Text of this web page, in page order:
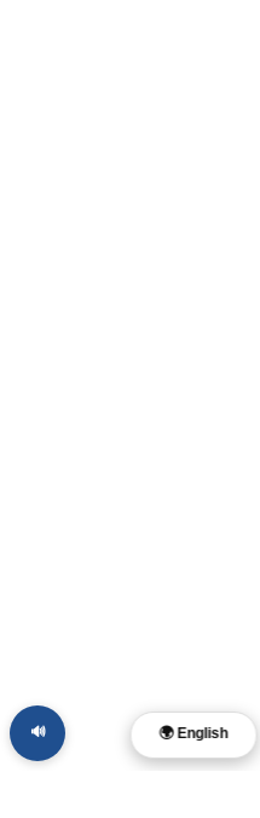
🌍 English
🔊